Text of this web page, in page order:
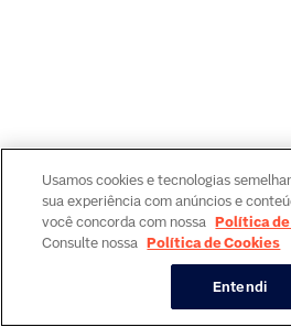
Usamos cookies e tecnologias
sua experiência com anúncios e
você concorda com nossa Política
Consulte nossa Política de Cookies
Entendi